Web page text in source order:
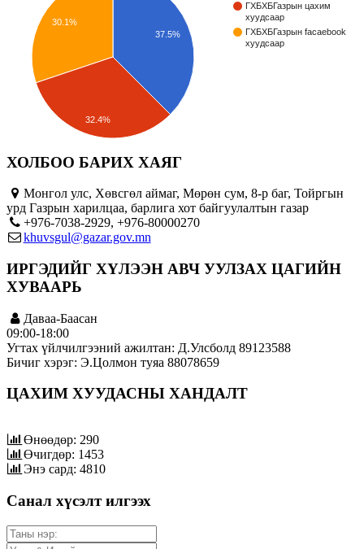
ГХБХБГазрын цахим
хуудсаар
ГХБХБГазрын facaebook
хуудсаар
37.5%
30.1%
32.4%
ХОЛБОО БАРИХ ХАЯГ
Монгол улс, Хөвсгөл аймаг, Мөрөн сум, 8-р баг, Тойргын
урд Газрын харилцаа, барлига хот байгуулалтын газар
+976-7038-2929, +976-80000270
khuvsgul@gazar.gov.mn
ИРГЭДИЙГ ХҮЛЭЭН АВЧ УУЛЗАХ ЦАГИЙН
ХУВААРЬ
Даваа-Баасан
09:00-18:00
Угтах үйлчилгээний ажилтан: Д.Улсболд 89123588
Бичиг хэрэг: Э.Цолмон туяа 88078659
ЦАХИМ ХУУДАСНЫ ХАНДАЛТ
Өнөөдөр: 290
Өчигдөр: 1453
Энэ сард: 4810
Санал хүсэлт илгээх